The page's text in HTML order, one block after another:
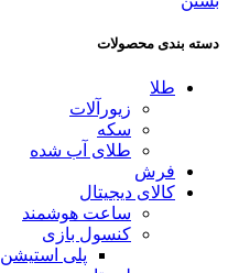
دسته بندی محصولات
طلا
زیورآلات
سکه
طلای آب شده
فرش
کالای دیجیتال
ساعت هوشمند
کنسول بازی
پلی استیشن